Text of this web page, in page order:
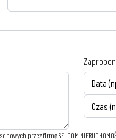
przez firmę SELDOM